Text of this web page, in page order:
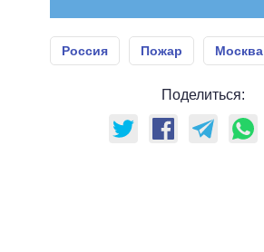
Россия Пожар Москва
Поделиться: